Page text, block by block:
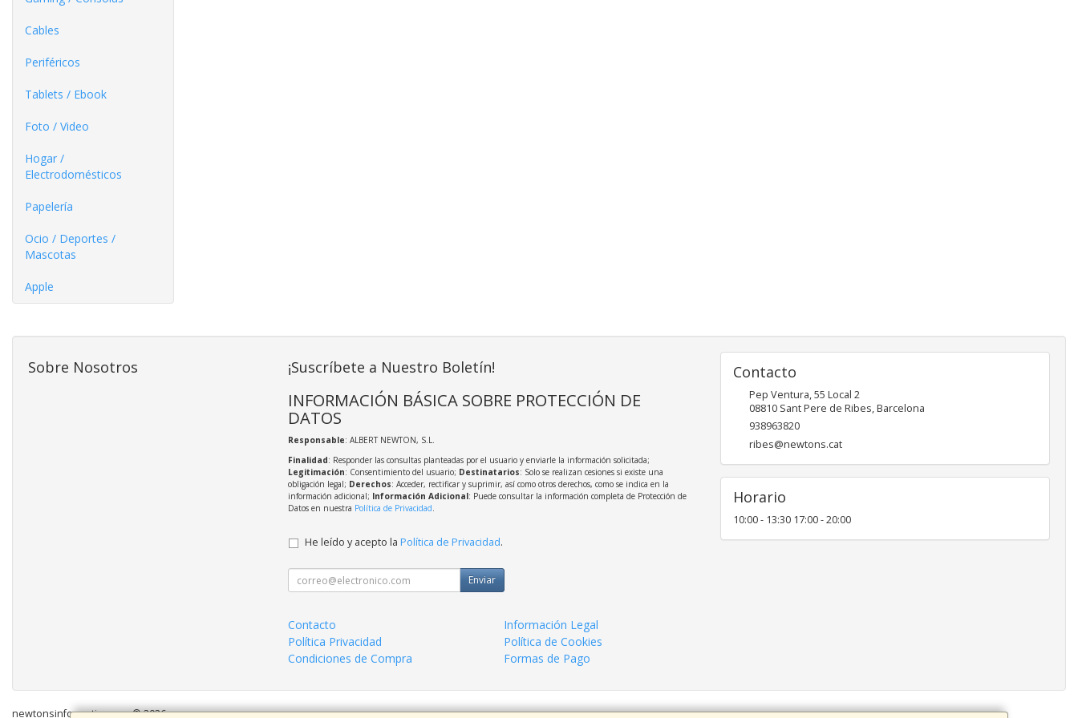
Cables
Periféricos
Tablets / Ebook
Foto / Video
Hogar /
Electrodomésticos
Papelería
Ocio / Deportes /
Mascotas
Apple
Sobre Nosotros ¡Suscríbete a Nuestro Boletín!
INFORMACIÓN BÁSICA SOBRE PROTECCIÓN DE
DATOS
Responsable: ALBERT NEWTON, S.L.
Finalidad: Responder las consultas planteadas por el usuario y enviarle la información solicitada;
Legitimación: Consentimiento del usuario; Destinatarios: Solo se realizan cesiones si existe una
obligación legal; Derechos: Acceder, rectificar y suprimir, así como otros derechos, como se indica en la
información adicional; Información Adicional: Puede consultar la información completa de Protección de
Datos en nuestra Política de Privacidad.
He leído y acepto la Política de Privacidad.
Enviar
Contacto
Información Legal
Política Privacidad
Política de Cookies
Condiciones de Compra
Formas de Pago
Contacto
Pep Ventura, 55 Local 2
08810 Sant Pere de Ribes,Barcelona
938963820
ribes@newtons.cat
Horario
10:00 - 13:30 17:00 - 20:00
newtonsinformatica.com © 2026